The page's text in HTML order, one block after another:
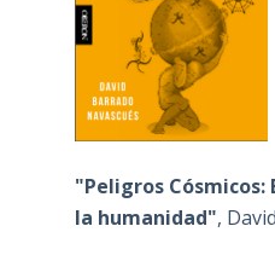
"Peligros
la humanidad",